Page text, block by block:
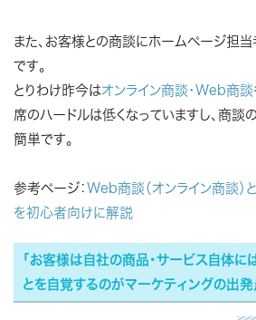
また、お客様との商談にホームページ担
です。
とりわけ昨今はオンライン商談・Web商談
席のハードルは低くなっていますし、商談
簡単です。
参考ページ： Web商談（オンライン商談）
を初心者向けに解説
「お客様は自社の商品・サービス自体に
とを自覚するのがマーケティングの出発